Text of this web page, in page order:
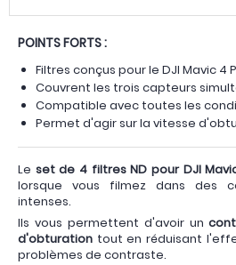
POINTS FORTS :
Filtres conçus pour le DJI Mavic 4
Couvrent les trois capteurs
Compatible avec toutes les
Permet d'agir sur la vitesse
Le set de 4 filtres ND pour DJI
lorsque vous filmez dans des
intenses.
Ils vous permettent d'avoir un
d'obturation tout en réduisant
problèmes de contraste.